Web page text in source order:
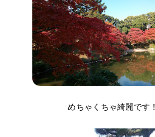
めちゃくちゃ綺麗です！